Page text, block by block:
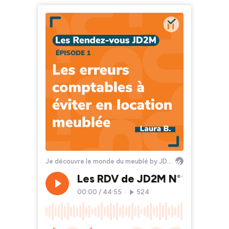
Je découvre le monde du meublé by JD2M
Les RDV de JD2M N°1 : Les
00:00 / 44:55 524